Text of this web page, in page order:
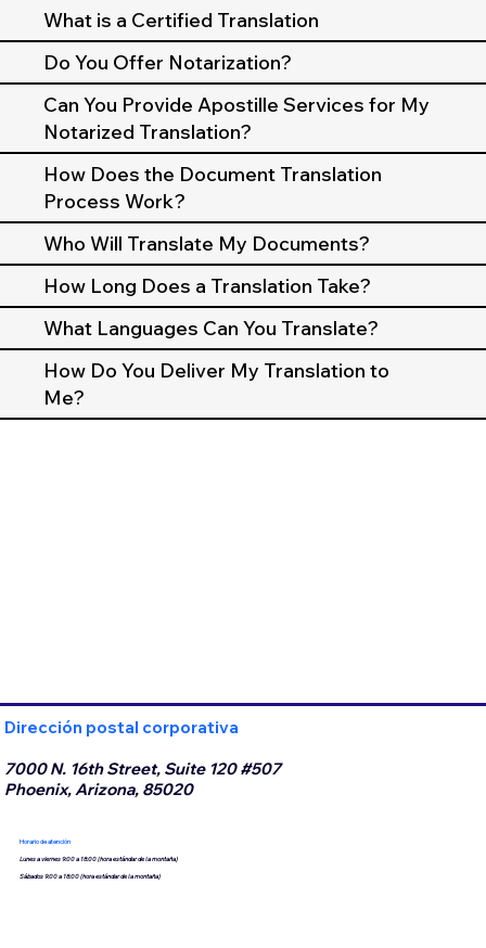
What is a Certified Translation
Do You Offer Notarization?
Can You Provide Apostille Services for My
Notarized Translation?
How Does the Document Translation
Process Work?
Who Will Translate My Documents?
How Long Does a Translation Take?
What Languages Can You Translate?
How Do You Deliver My Translation to
Me?
Dirección postal corporativa
7000 N. 16th Street, Suite 120 #507
Phoenix, Arizona, 85020
Horario de atención
Lunes a viernes 9:00 a 18:00 (hora estándar de la montaña)
Sábados 9:00 a 18:00 (hora estándar de la montaña)